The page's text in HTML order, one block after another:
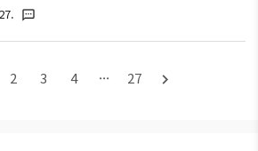
저처럼 영어학원이나 과
스픽을 비롯한 영어..
하는 경우가 많은데요. 이
로는 여러 가지가 존재하겠
합니다. 따라서 이번 글에
textsms
2 3 4 ··· 27 navigate_next